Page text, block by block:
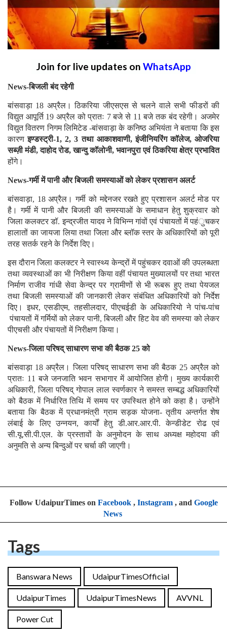
Join for live updates on WhatsApp
News-बिजली बंद रहेगी
बांसवाड़ा 18 अप्रैल। ठिकरिया जीएसएस से चलने वाले सभी फीडरों की
विद्युत आपूर्ति 19 अप्रैल को प्रातः 7 बजे से 11 बजे तक बंद रहेगी। अजमेर
विद्युत वितरण निगम लिमिटेड -बांसवाड़ा के कनिष्ठ अभियंता ने बताया कि इस
कारणइण्डस्ट्री-1, 2, 3 तथा आकाशवाणी, इंजीनियरिंग कॉलेज, ओजरिया
सब्ज़ी मंडी, दाहोद रोड, खान्दु कॉलोनी, भवानपुरा एवं ठिकरिया क्षेत्र प्रभावित
होंगे।
News-गर्मी में पानी और बिजली समस्याओं को लेकर प्रशासन अलर्ट
बांसवाड़ा, 18 अप्रैल। गर्मी को मद्देनजर रखते हुए प्रशासन अलर्ट मोड पर
है। गर्मी में पानी और बिजली की समस्याओं के समाधान हेतु शुक्रवार को
जिला कलक्टर डॉ. इन्द्रजीत यादव ने विभिन्न गांवों एवं पंचायतों में पहंुचकर
हालातों का जायजा लिया तथा जिला और ब्लॉक स्तर के अधिकारियों को पूरी
तरह सतर्क रहने के निर्देश दिए।
इस दौरान जिला कलक्टर ने स्वास्थ्य केन्द्रों में पहुंचकर दवाओं की उपलब्धता
तथा व्यवस्थाओं का भी निरीक्षण किया वहीं पंचायत मुख्यालयों पर तथा भारत
निर्माण राजीव गांधी सेवा केन्द्र पर ग्रामीणों से भी रूबरू हुए तथा पेयजल
तथा बिजली समस्याओं की जानकारी लेकर संबंधित अधिकारियों को निर्देश
दिए। इधर, एसडीएम, तहसीलदार, पीएचईडी के अधिकारियो ने पांच-पांच
पंचायतों में गर्मियों को लेकर पानी, बिजली और हिट वेव की समस्या को लेकर
पीएचसी और पंचायतों में निरीक्षण किया।
News-जिला परिषद् साधारण सभा की बैठक 25 को
बांसवाड़ा 18 अप्रैल। जिला परिषद् साधारण सभा की बैठक 25 अप्रैल को
प्रातः 11 बजे जनजाति भवन सभागार में आयोजित होगी। मुख्य कार्यकारी
अधिकारी, जिला परिषद् गोपाल लाल स्वर्णकार ने समस्त सम्बद्ध अधिकारियों
को बैठक में निर्धारित तिथि में समय पर उपस्थित होने को कहा है। उन्होंने
बताया कि बैठक में प्रधानमंत्री ग्राम सड़क योजना- तृतीय अन्तर्गत शेष
लंबाई के लिए उन्नयन, कार्यों हेतु डी.आर.आर.पी. केन्डीडेट रोढ एवं
सी.यू.सी.पी.एल. के प्रस्तावों के अनुमोदन के साथ अध्यक्ष महोदया की
अनुमति से अन्य बिन्दुओं पर चर्चा की जाएगी।
Follow UdaipurTimes on Facebook, Instagram, and Google
News
Tags
Banswara News UdaipurTimesOfficial
UdaipurTimes UdaipurTimesNews AVVNL
Power Cut